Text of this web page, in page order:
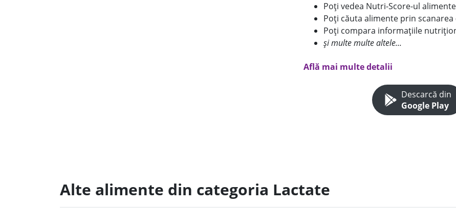
Poți vedea Nutri-Score-ul
Poți căuta alimente prin
Poți compara informațiile
și multe multe altele...
Află mai multe detalii
Descarcă din
Google Play
Alte alimente din categoria Lactate